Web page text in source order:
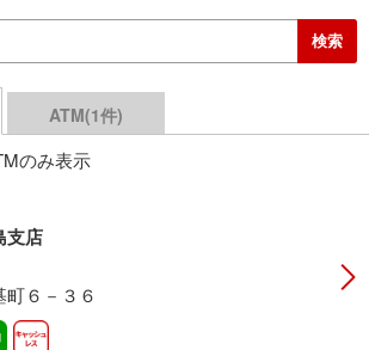
ATM(1件)
のみ表示
店
６－３６
ATM営業中